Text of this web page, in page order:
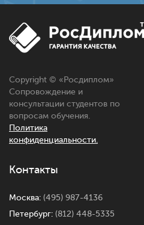
Copyright © « Росдиплом»
Сопровождение и
консультации студентов по
вопросам обучения.
Политика
конфиденциальности.
Контакты
Москва: (495) 987-4136
Петербург: (812) 448-5335